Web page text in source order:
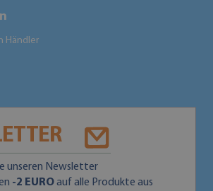
Händler
unseren Newsletter
-2 EUROauf alle Produkte aus